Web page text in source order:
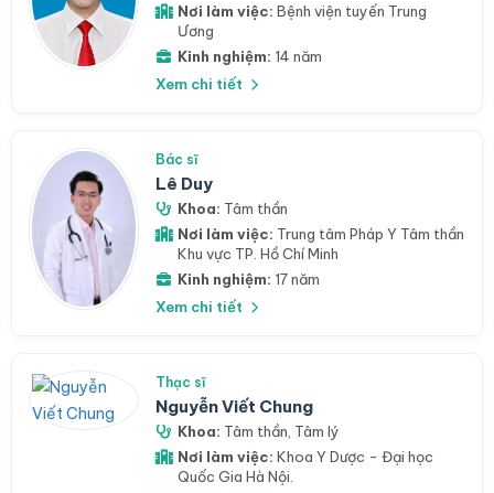
Nơi làm việc: Bệnh viện tuyến Trung
Ương
Kinh nghiệm: 14 năm
Xem chi tiết
Bác sĩ
Lê Duy
Khoa: Tâm thần
Nơi làm việc: Trung tâm Pháp Y Tâm thần
Khu vực TP. Hồ Chí Minh
Kinh nghiệm: 17 năm
Xem chi tiết
Thạc sĩ
Nguyễn Viết Chung
Khoa: Tâm thần Tâm lý
Nơi làm việc: Khoa Y Dược - Đại học
Quốc Gia Hà Nội.